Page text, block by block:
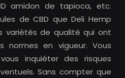
amidon de tapioca, etc.
de CBD que Deli Hemp
variétés de qualité qui ont
normes en vigueur. Vous
inquiéter des risques
Sans compter que